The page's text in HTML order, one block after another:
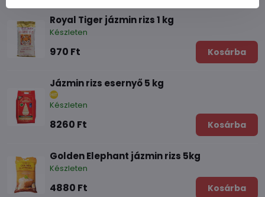
Royal Tiger jázmin rizs 1 kg
Készleten
970 Ft Kosárba
Jázmin rizs esernyő 5 kg
Készleten
8260 Ft Kosárba
Golden Elephant jázmin rizs 5kg
Készleten
4880 Ft Kosárba